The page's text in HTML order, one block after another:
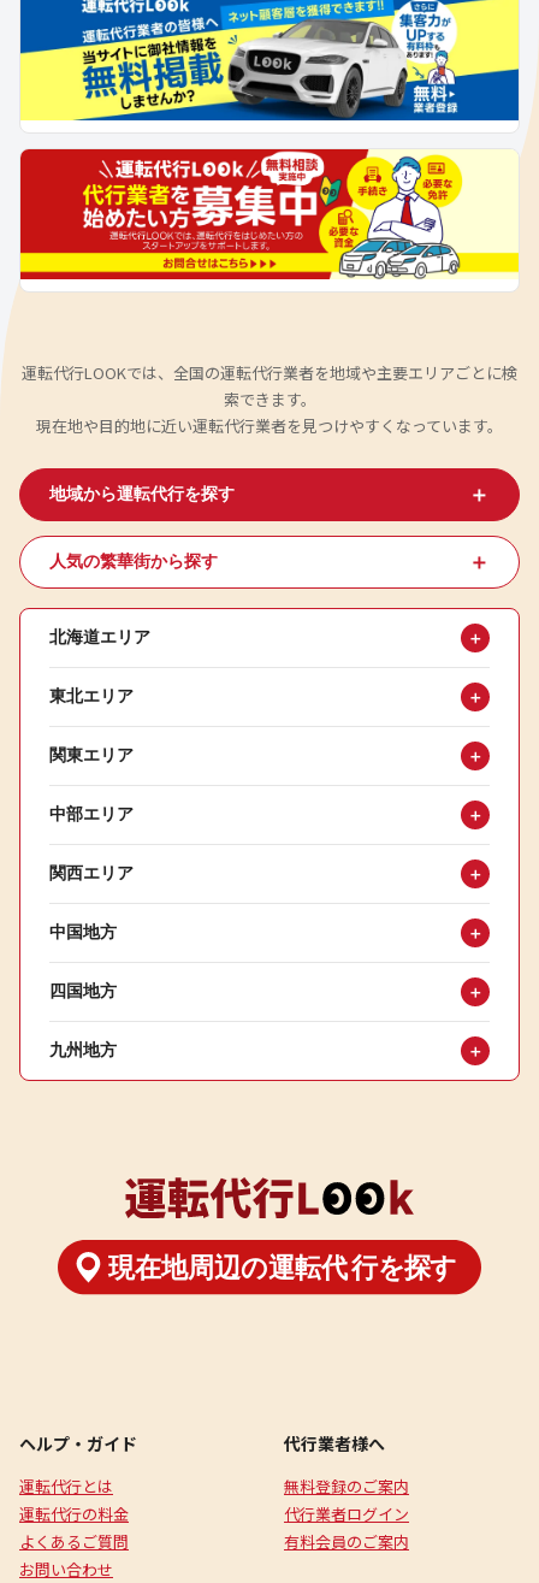
運転代行LOOKでは、全国の運転代行業者を地域や主要エリアごとに検
索できます。
現在地や目的地に近い運転代行業者を見つけやすくなっています。
地域から運転代行を探す ＋
人気の繁華街から探す ＋
北海道エリア ＋
東北エリア ＋
関東エリア ＋
中部エリア ＋
関西エリア ＋
中国地方 ＋
四国地方 ＋
九州地方 ＋
ヘルプ・ガイド
運転代行とは
運転代行の料金
よくあるご質問
お問い合わせ
代行業者様へ
無料登録のご案内
代行業者ログイン
有料会員のご案内